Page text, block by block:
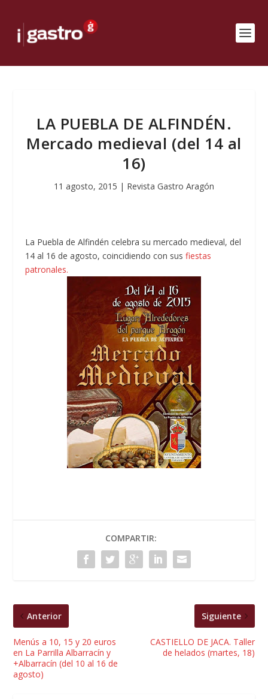
LA PUEBLA DE ALFINDÉN.
Mercado medieval (del 14 al
16)
11 agosto, 2015 | Revista Gastro Aragón
La Puebla de Alfindén celebra su mercado medieval, del
14 al 16 de agosto, coincidiendo con susfiestas
patronales.
COMPARTIR:
Anterior
Menús a 10, 15 y 20 euros
en La Parrilla Albarracín y
+Albarracín (del 10 al 16 de
agosto)
Siguiente
CASTIELLO DE JACA. Taller
de helados (martes, 18)